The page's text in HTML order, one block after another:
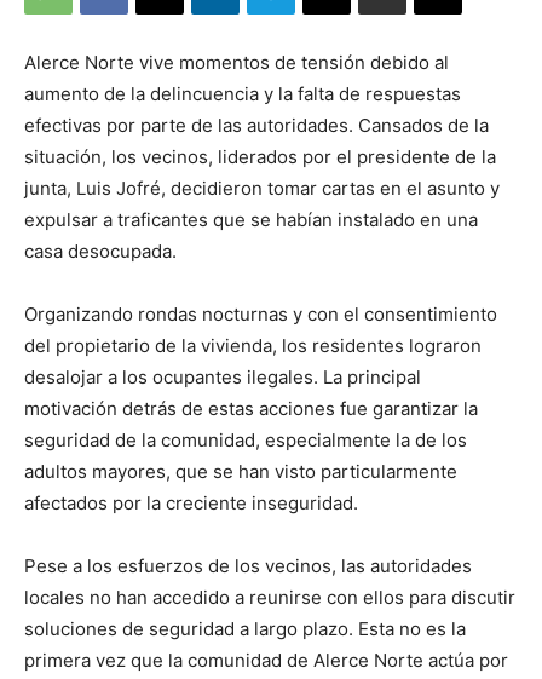
Alerce Norte vive momentos de tensión debido al
aumento de la delincuencia y la falta de respuestas
efectivas por parte de las autoridades. Cansados de la
situación, los vecinos, liderados por el presidente de la
junta, Luis Jofré, decidieron tomar cartas en el asunto y
expulsar a traficantes que se habían instalado en una
casa desocupada.
Organizando rondas nocturnas y con el consentimiento
del propietario de la vivienda, los residentes lograron
desalojar a los ocupantes ilegales. La principal
motivación detrás de estas acciones fue garantizar la
seguridad de la comunidad, especialmente la de los
adultos mayores, que se han visto particularmente
afectados por la creciente inseguridad.
Pese a los esfuerzos de los vecinos, las autoridades
locales no han accedido a reunirse con ellos para discutir
soluciones de seguridad a largo plazo. Esta no es la
primera vez que la comunidad de Alerce Norte actúa por